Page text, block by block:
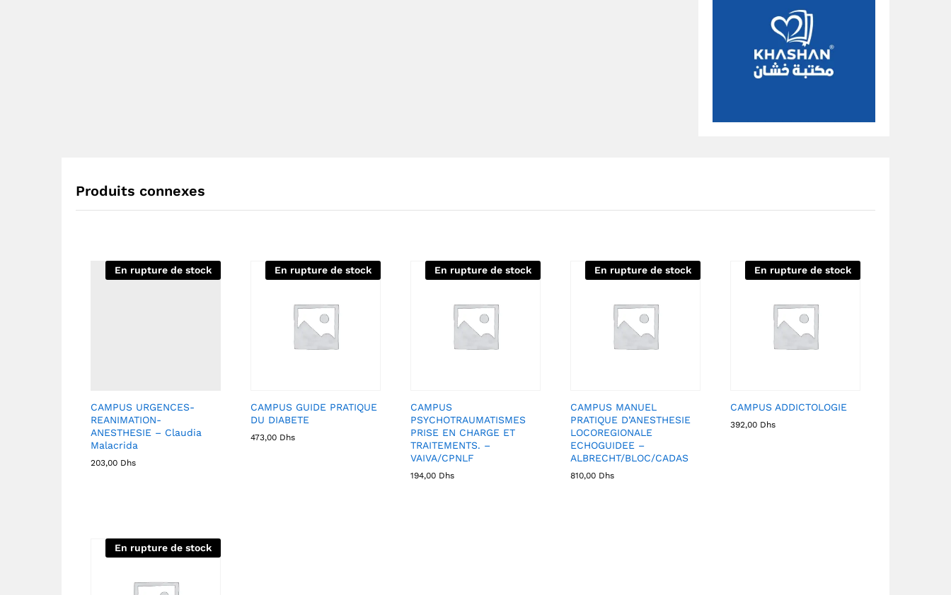
Produits connexes
En rupture de stock
CAMPUS URGENCES-
REANIMATION-
ANESTHESIE – Claudia
Malacrida
203,00 Dhs
En rupture de stock
CAMPUS GUIDE PRATIQUE
DU DIABETE
473,00 Dhs
En rupture de stock
CAMPUS
PSYCHOTRAUMATISMES
PRISE EN CHARGE ET
TRAITEMENTS. –
VAIVA/CPNLF
194,00 Dhs
En rupture de stock
CAMPUS MANUEL
PRATIQUE D’ANESTHESIE
LOCOREGIONALE
ECHOGUIDEE –
ALBRECHT/BLOC/CADAS
810,00 Dhs
En rupture de stock
CAMPUS ADDICTOLOGIE
392,00 Dhs
En rupture de stock